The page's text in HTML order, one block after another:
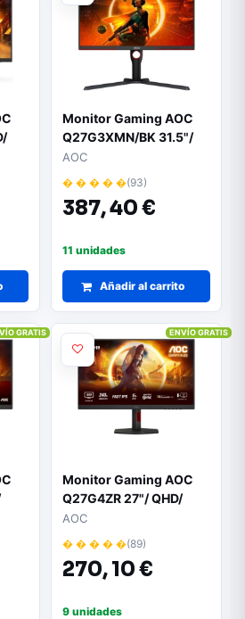
Monitor Gaming AOC
Q27G3XMN/BK 31.5"/
QHD/ 1ms/ 180Hz/ VA/
Regulable en altura/
Negro
AOC
� � � � �(93)
387,40 €
11 unidades
Añadir al carrito
GRATIS
Monitor Gaming AOC
Q27G4ZR 27"/ QHD/
0.3ms/ 260Hz/ IPS/
Multimedia/ Regulable
en altura/ Negro
AOC
� � � � �(89)
270,10 €
9 unidades
ENVÍO GRATIS